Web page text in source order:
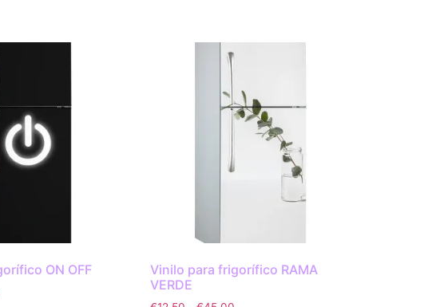
ON OFF
Vinilo para frigorífico RAMA
VERDE